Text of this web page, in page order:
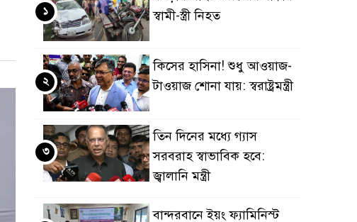
স্বামী-স্ত্রী নিহত
১
কিসের হাসিনা! শুধু আওয়াজ-
টাওয়াজ শোনা যায়: স্বরাষ্ট্রমন্ত্রী
২
তিন দিনের মধ্যে গ্যাস
সরবরাহ স্বাভাবিক হবে:
জ্বালানি মন্ত্রী
৩
বান্দরবানে ইয়ং ফ্যামিনিস্ট